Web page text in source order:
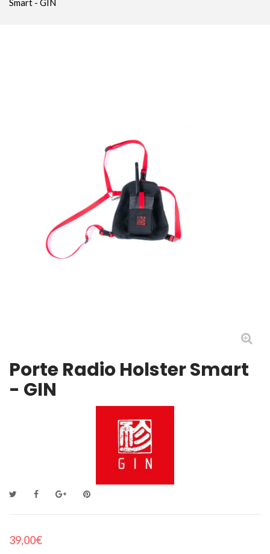
Parachutes Secours
OCCASIONS Parc École
Smart - GIN
Porte Radio Holster Smart
- GIN
39,00€